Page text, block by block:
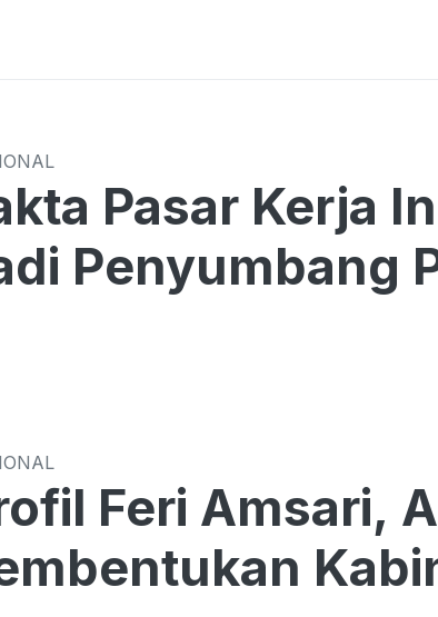
Pasar Kerja
Penyumbang
Feri Amsari,